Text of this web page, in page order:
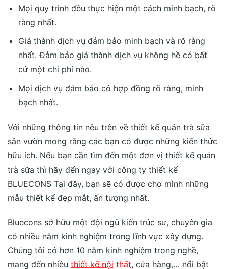
Mọi quy trình đều thực hiện một cách minh bạch, rõ
ràng nhất.
Giá thành dịch vụ đảm bảo minh bạch và rõ ràng
nhất. Đảm bảo giá thành dịch vụ không hề có bất
cứ một chi phí nào.
Mọi dịch vụ đảm bảo có hợp đồng rõ ràng, minh
bạch nhất.
Với những thông tin nêu trên về thiết kế quán trà sữa
sân vườn mong rằng các bạn có được những kiến thức
hữu ích. Nếu bạn cần tìm đến một đơn vị thiết kế quán
trà sữa thì hãy đến ngay với công ty thiết kế
BLUECONS Tại đây, bạn sẽ có được cho mình những
mẫu thiết kế đẹp mắt, ấn tượng nhất.
Bluecons sở hữu một đội ngũ kiến trúc sư, chuyên gia
có nhiều năm kinh nghiệm trong lĩnh vực xây dựng.
Chúng tôi có hơn 10 năm kinh nghiệm trong nghề,
mang đến nhiều thiết kế nội thất, cửa hàng,… nổi bật